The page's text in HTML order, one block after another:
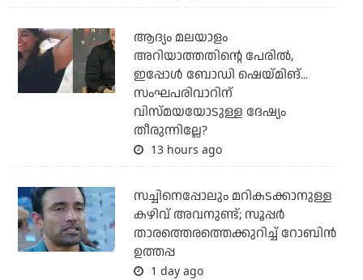
ആദ്യം മലയാളം
അറിയാത്തതിന്റെ പേരില്‍,
ഇപ്പോള്‍ ബോഡി ഷെയ്മിങ്...
സംഘപരിവാറിന്
വിസ്മയയോടുള്ള ദേഷ്യം
തീരുന്നില്ലേ?
13 hours ago
സച്ചിനെപ്പോലും മറികടക്കാനുള്ള
കഴിവ് അവനുണ്ട്; സൂപ്പര്‍
താരത്തെരത്തെക്കുറിച്ച് റോബിന്‍
ഉത്തപ്പ
1 day ago